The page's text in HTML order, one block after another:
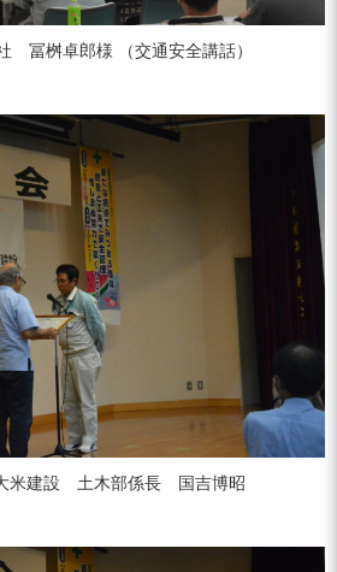
冨桝卓郎様 （交通安全講話）
米建設 土木部係長 国吉博昭